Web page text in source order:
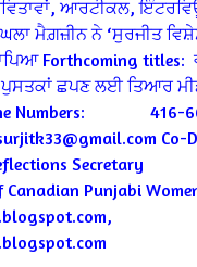
ਆਰਟੀਕਲ,
ਮੈਗ਼ਜ਼ੀਨ ਨੇ ‘ਸੁਰਜੀਤ
Forthcoming titles:
ਛਪਣ ਲਈ ਤਿਆਰ
Numbers: 416-
Co-
Secretary
Punjabi